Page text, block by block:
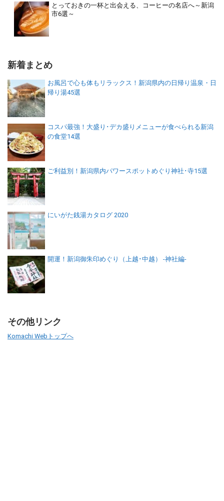
とっておきの一杯と出会える、コーヒーの名店へ～新潟
市6選～
新着まとめ
お風呂で心も体もリラックス！新潟県内の日帰り温泉・日
帰り湯45選
コスパ最強！大盛り･デカ盛りメニューが食べられる新潟
の食堂14選
ご利益別！新潟県内パワースポットめぐり神社･寺15選
にいがた銭湯カタログ 2020
開運！新潟御朱印めぐり（上越･中越） -神社編-
その他リンク
Komachi Webトップへ